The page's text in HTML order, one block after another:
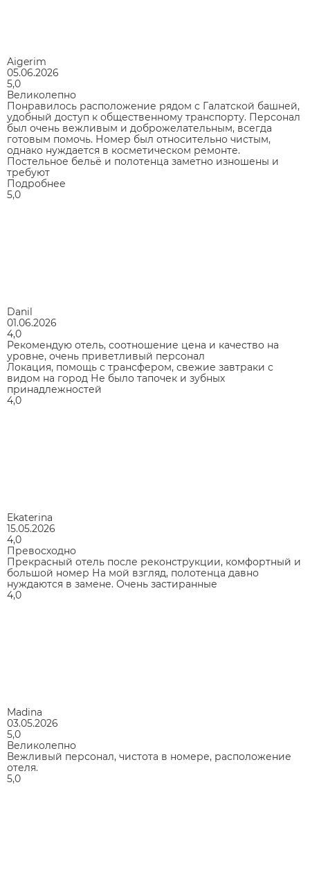
Aigerim
05.06.2026
5,0
Великолепно
Понравилось расположение рядом с Галатской башней,
удобный доступ к общественному транспорту. Персонал
был очень вежливым и доброжелательным, всегда
готовым помочь. Номер был относительно чистым,
однако нуждается в косметическом ремонте.
Постельное бельё и полотенца заметно изношены и
требуют
Подробнее
5,0
Danil
01.06.2026
4,0
Рекомендую отель, соотношение цена и качество на
уровне, очень приветливый персонал
Локация, помощь с трансфером, свежие завтраки с
видом на город Не было тапочек и зубных
принадлежностей
4,0
Ekaterina
15.05.2026
4,0
Превосходно
Прекрасный отель после реконструкции, комфортный и
большой номер На мой взгляд, полотенца давно
нуждаются в замене. Очень застиранные
4,0
Madina
03.05.2026
5,0
Великолепно
Вежливый персонал, чистота в номере, расположение
отеля.
5,0